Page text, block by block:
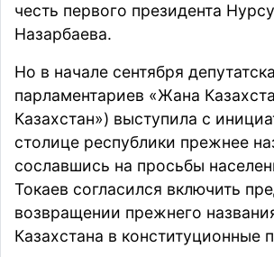
честь первого президента
Назарбаева.
Но в начале сентября
парламентариев «Жана
Казахстан») выступила с
столице республики прежнее
сославшись на просьбы
Токаев согласился включить
возвращении прежнего
Казахстана в конституционные